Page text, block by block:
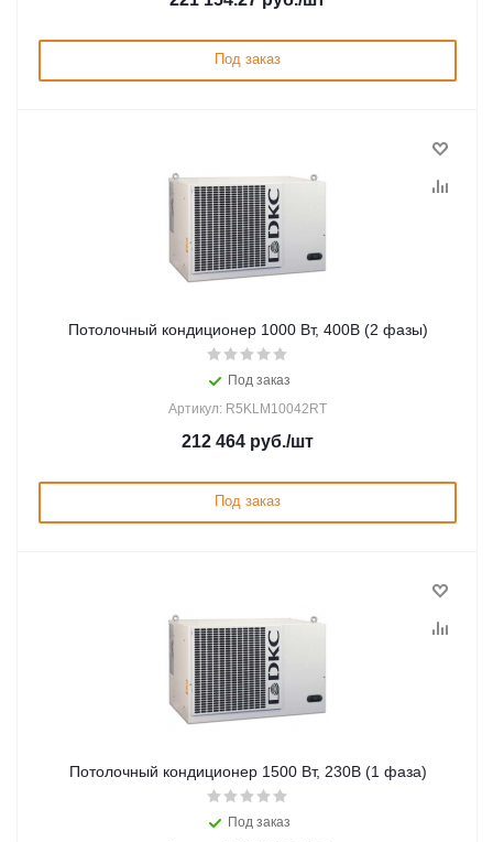
Под заказ
Потолочный кондиционер 1000 Вт, 400В (2 фазы)
Под заказ
Артикул: R5KLM10042RT
212 464 руб./шт
Под заказ
Потолочный кондиционер 1500 Вт, 230В (1 фаза)
Под заказ